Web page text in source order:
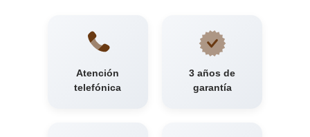
Atención
telefónica
3 años de
garantía